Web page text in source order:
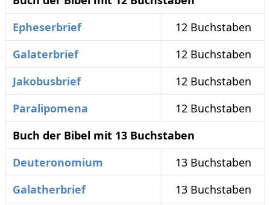
Epheserbrief
12 Buchstaben
Galaterbrief
12 Buchstaben
Jakobusbrief
12 Buchstaben
Paralipomena
12 Buchstaben
Buch der Bibel mit 13 Buchstaben
Deuteronomium
13 Buchstaben
Galatherbrief
13 Buchstaben